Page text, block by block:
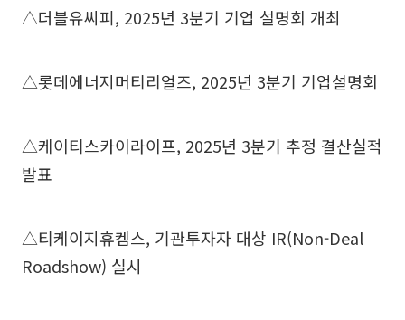
△더블유씨피, 2025년 3분기 기업 설명회 개최
△롯데에너지머티리얼즈, 2025년 3분기 기업설명회
△케이티스카이라이프, 2025년 3분기 추정 결산실적
발표
△티케이지휴켐스, 기관투자자 대상 IR(Non-Deal
Roadshow) 실시